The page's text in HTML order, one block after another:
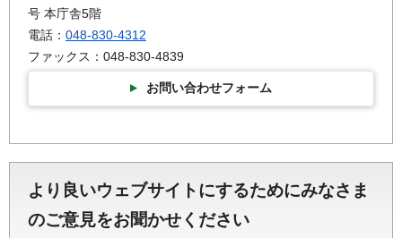
号 本庁舎5階
電話： 048-830-4312
ファックス：048-830-4839
お問い合わせフォーム
より良いウェブサイトにするためにみなさま
のご意見をお聞かせください